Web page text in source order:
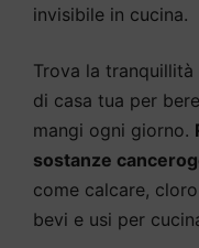
invisibile in cucina.
Trova la tranquillità
di casa tua per
mangi ogni giorno.
sostanze
come calcare,
bevi e usi per